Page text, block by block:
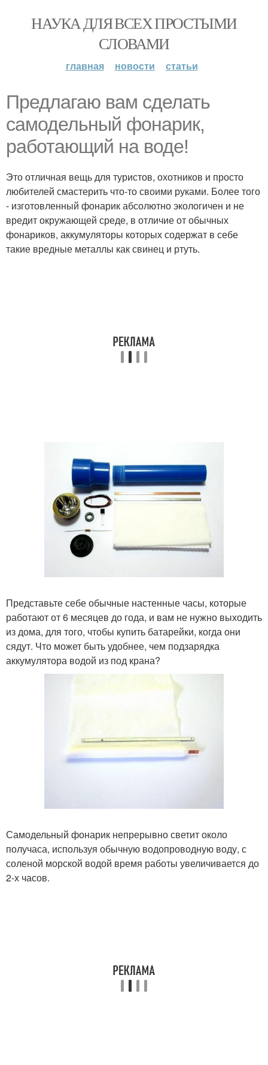
НАУКА ДЛЯ ВСЕХ ПРОСТЫМИ
СЛОВАМИ
главная новости статьи
Предлагаю вам сделать
самодельный фонарик,
работающий на воде!
Это отличная вещь для туристов, охотников и просто
любителей смастерить что-то своими руками. Более того
- изготовленный фонарик абсолютно экологичен и не
вредит окружающей среде, в отличие от обычных
фонариков, аккумуляторы которых содержат в себе
такие вредные металлы как свинец и ртуть.
Представьте себе обычные настенные часы, которые
работают от 6 месяцев до года, и вам не нужно выходить
из дома, для того, чтобы купить батарейки, когда они
сядут. Что может быть удобнее, чем подзарядка
аккумулятора водой из под крана?
Самодельный фонарик непрерывно светит около
получаса, используя обычную водопроводную воду, с
соленой морской водой время работы увеличивается до
2-х часов.